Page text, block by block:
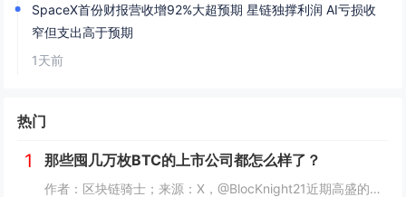
SpaceX首份财报营收增92%大超预期 星链独撑利润 AI亏损收
窄但支出高于预期
1天前
热门
1 那些囤几万枚BTC的上市公司都怎么样了？
作者：区块链骑士；来源：X，@BlocKnight21近期高盛的一纸清算通知，让Strategy再次被推上了风口浪尖。7月29日到期的挂钩Strategy股票的结构性债券，每1000美元投资仅能收回约217美元，亏损近80%。而问题出在一个...